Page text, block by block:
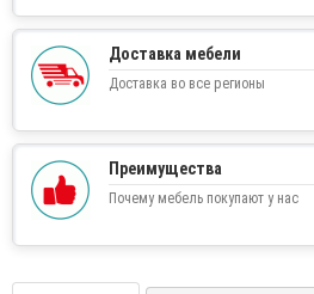
Доставка мебели
Доставка во все регионы
Преимущества
Почему мебель покупают у нас